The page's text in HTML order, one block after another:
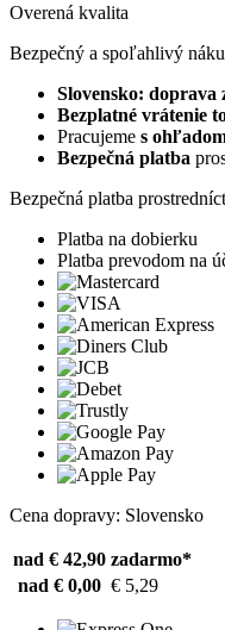
Overená kvalita
Bezpečný a spoľahlivý
Slovensko: doprava
Bezplatné vrátenie
Pracujeme s
Bezpečná platba
Bezpečná platba
Platba na dobierku
Platba prevodom na
Cena dopravy: Slovensko
nad € 42,90 zadarmo*
nad € 0,00 € 5,29